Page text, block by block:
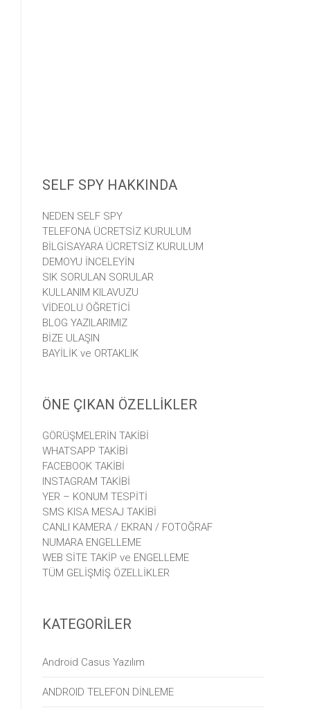
SELF SPY HAKKINDA
NEDEN SELF SPY
TELEFONA ÜCRETSİZ KURULUM
BİLGİSAYARA ÜCRETSİZ KURULUM
DEMOYU İNCELEYİN
SIK SORULAN SORULAR
KULLANIM KILAVUZU
VİDEOLU ÖĞRETİCİ
BLOG YAZILARIMIZ
BİZE ULAŞIN
BAYİLİK ve ORTAKLIK
ÖNE ÇIKAN ÖZELLİKLER
GÖRÜŞMELERİN TAKİBİ
WHATSAPP TAKİBİ
FACEBOOK TAKİBİ
INSTAGRAM TAKİBİ
YER – KONUM TESPİTİ
SMS KISA MESAJ TAKİBİ
CANLI KAMERA / EKRAN / FOTOĞRAF
NUMARA ENGELLEME
WEB SİTE TAKİP ve ENGELLEME
TÜM GELİŞMİŞ ÖZELLİKLER
KATEGORILER
Android Casus Yazılım
ANDROID TELEFON DİNLEME